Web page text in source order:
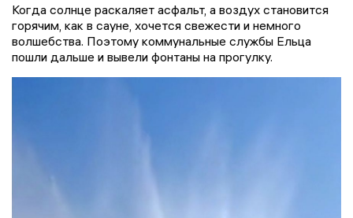
Когда солнце раскаляет асфальт, а воздух становится
горячим, как в сауне, хочется свежести и немного
волшебства. Поэтому коммунальные службы Ельца
пошли дальше и вывели фонтаны на прогулку.